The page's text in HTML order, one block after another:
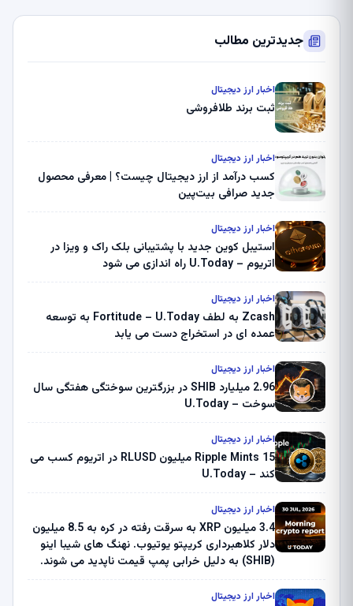
جدیدترین مطالب
اخبار ارز دیجیتال
ثبت برند طلافروشی
اخبار ارز دیجیتال
کسب درآمد از ارز دیجیتال چیست؟ | معرفی محصول
جدید صرافی بیت‌پین
اخبار ارز دیجیتال
استیبل کوین جدید با پشتیبانی بلک راک و ویزا در
اتریوم – U.Today راه اندازی می شود
اخبار ارز دیجیتال
Zcash به لطف Fortitude – U.Today به توسعه
عمده ای در استخراج دست می یابد
اخبار ارز دیجیتال
2.96 میلیارد SHIB در بزرگترین سوختگی هفتگی سال
سوخت – U.Today
اخبار ارز دیجیتال
Ripple Mints 15 میلیون RLUSD در اتریوم کسب می
کند – U.Today
اخبار ارز دیجیتال
3.4 میلیون XRP به سرقت رفته در کره به 8.5 میلیون
دلار کلاهبرداری کریپتو یوتیوب. نهنگ های شیبا اینو
(SHIB) به دلیل خرابی پمپ قیمت ناپدید می شوند.
ثبت کرد – گزارش کریپتو صبح – U.Today
اخبار ارز دیجیتال